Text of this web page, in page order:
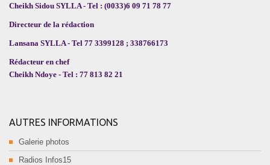
Cheikh Sidou SYLLA - Tel : (0033)6 09 71 78 77
Directeur de la rédaction
Lansana SYLLA - Tel 77 3399128 ; 338766173
Rédacteur en chef
Cheikh Ndoye - Tel : 77 813 82 21
AUTRES INFORMATIONS
Galerie photos
Radios Infos15